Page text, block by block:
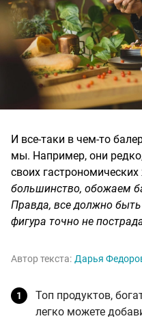
И все-таки в чем-то
мы. Например, они
своих
большинство, обожаем
Правда, все должно
фигура точно не
Автор текста: Дарья
Топ продуктов,
легко можете